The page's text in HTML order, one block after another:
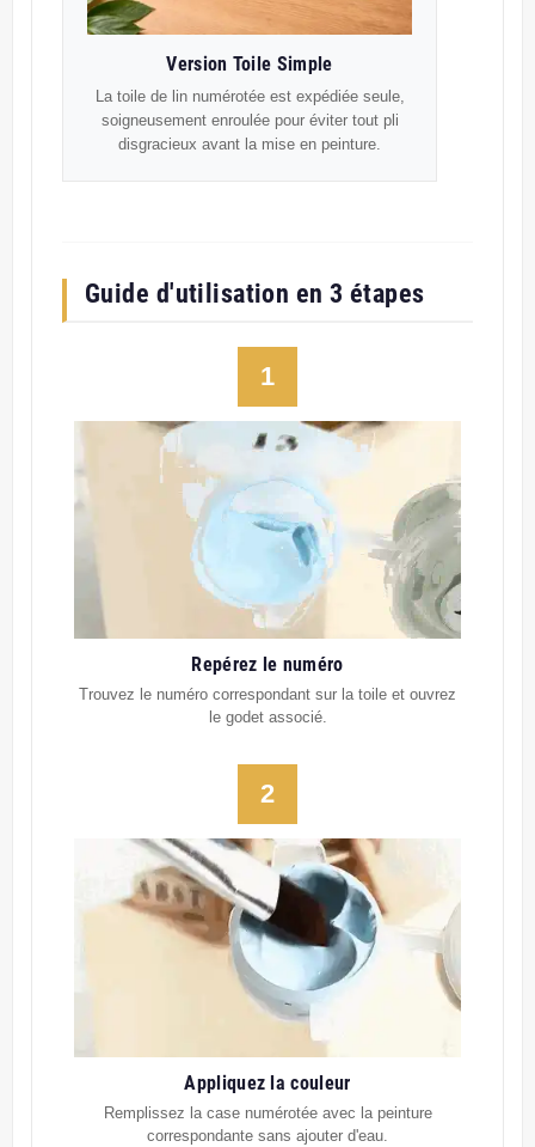
Version Toile Simple
La toile de lin numérotée est expédiée seule,
soigneusement enroulée pour éviter tout pli
disgracieux avant la mise en peinture.
Guide d'utilisation en 3 étapes
1
Repérez le numéro
Trouvez le numéro correspondant sur la toile et ouvrez
le godet associé.
2
Appliquez la couleur
Remplissez la case numérotée avec la peinture
correspondante sans ajouter d'eau.